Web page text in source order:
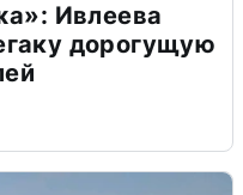
Ивлеева
дорогущую